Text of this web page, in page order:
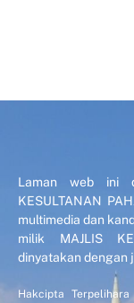
Laman web ini
KESULTANAN
multimedia dan
milik MAJLIS
dinyatakan dengan
Hakcipta